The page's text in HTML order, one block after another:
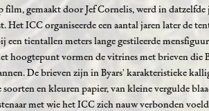
film, gemaakt door Jef Cornelis, werd in datzelfde
Het ICC organiseerde een aantal jaren later de
tientallen meters lange gestileerde
hoogtepunt vormen de vitrines met brieven die
De brieven zijn in Byars' karakteristieke
en kleuren papier, van kleine vergulde
met wie het ICC zich nauw verbonden